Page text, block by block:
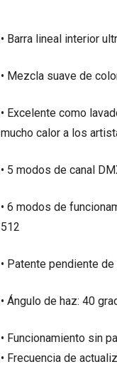
• Barra lineal interior
• Mezcla suave de
• Excelente como
mucho calor a los
• 5 modos de canal
• 6 modos de
512
• Patente pendiente
• Ángulo de haz: 40
• Funcionamiento sin
• Frecuencia de